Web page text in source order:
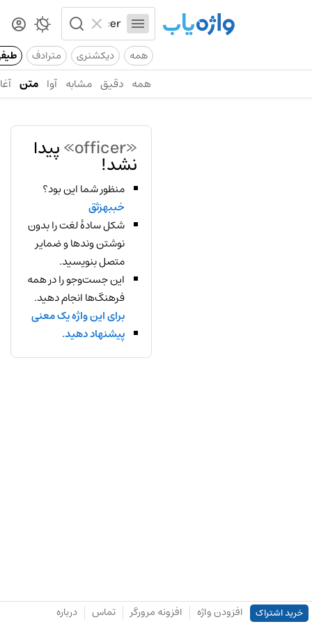
همه دیکشنری مترادف
همه دقیق مشابه آوا متن
«officer» پیدا
نشد!
منظور شما این بود؟
خببهزثق
شکل سادهٔ لغت را بدون
نوشتن وندها و ضمایر
متصل بنویسید.
این جست‌وجو را در همه
فرهنگ‌ها انجام دهید.
برای این واژه یک معنی
پیشنهاد دهید.
خرید اشتراک افزودن واژه افزونه مرورگر تماس درباره